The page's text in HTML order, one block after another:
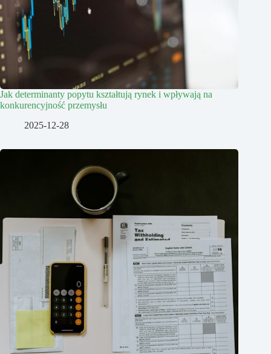
Jak determinanty popytu kształtują rynek i wpływają na
konkurencyjność przemysłu
2025-12-28